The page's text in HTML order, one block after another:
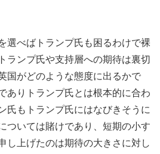
選べばトランプ氏も困るわけで裸
ランプ氏や支持層への期待は裏切
国がどのような態度に出るかで
ありトランプ氏とは根本的に合わ
氏もトランプ氏にはなびきそうに
ついては賭けであり、短期の小す
し上げたのは期待の大きさに対し